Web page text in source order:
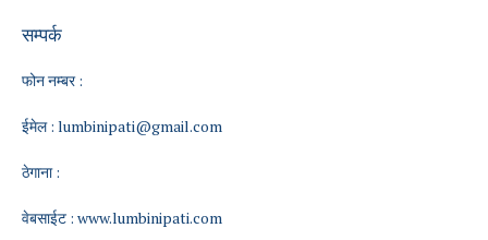
सम्पर्क
फोन नम्बर :
ईमेल : lumbinipati@gmail.com
ठेगाना :
वेबसाईट : www.lumbinipati.com